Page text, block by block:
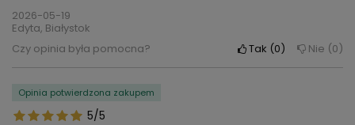
2026-05-19
Edyta, Białystok
Czy opinia była pomocna?
Tak 0 Nie 0
5/5
Opinia potwierdzona zakupem